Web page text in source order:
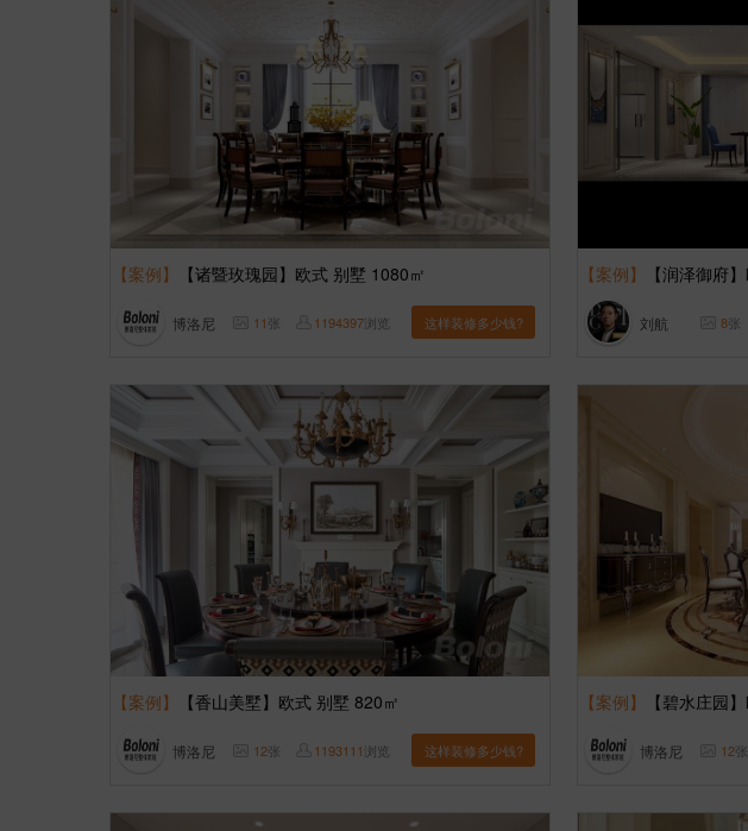
【案例】 【诸暨玫瑰园】欧式 别墅 1080㎡
博洛尼 11张 1194397浏览 这样装修多少钱?
【案例】 【润泽御府
刘航 8张
【案例】 【香山美墅】欧式 别墅 820㎡
博洛尼 12张 1193111浏览 这样装修多少钱?
【案例】 【碧水庄园
博洛尼 12张